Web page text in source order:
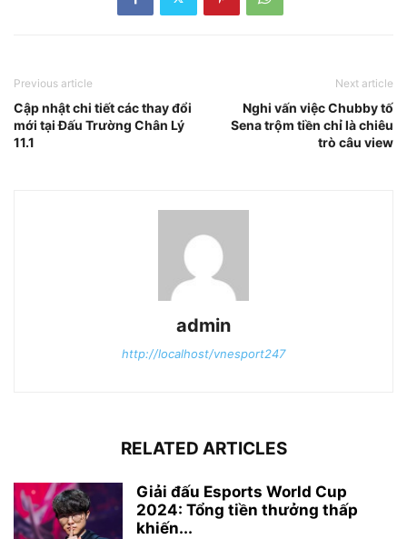
Previous article
Cập nhật chi tiết các thay đổi
mới tại Đấu Trường Chân Lý
11.1
Next article
Nghi vấn việc Chubby tố
Sena trộm tiền chỉ là chiêu
trò câu view
admin
http://localhost/vnesport247
RELATED ARTICLES
Giải đấu Esports World Cup
2024: Tổng tiền thưởng thấp
khiến...